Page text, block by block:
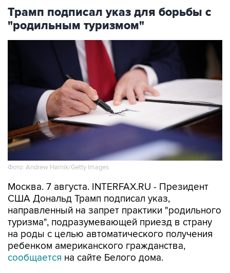
Трамп подписал указ для борьбы с
"родильным туризмом"
Фото: Andrew Harnik/Getty Images
Москва. 7 августа. INTERFAX.RU - Президент
США Дональд Трамп подписал указ,
направленный на запрет практики "родильного
туризма", подразумевающей приезд в страну
на роды с целью автоматического получения
ребенком американского гражданства,
сообщается на сайте Белого дома.